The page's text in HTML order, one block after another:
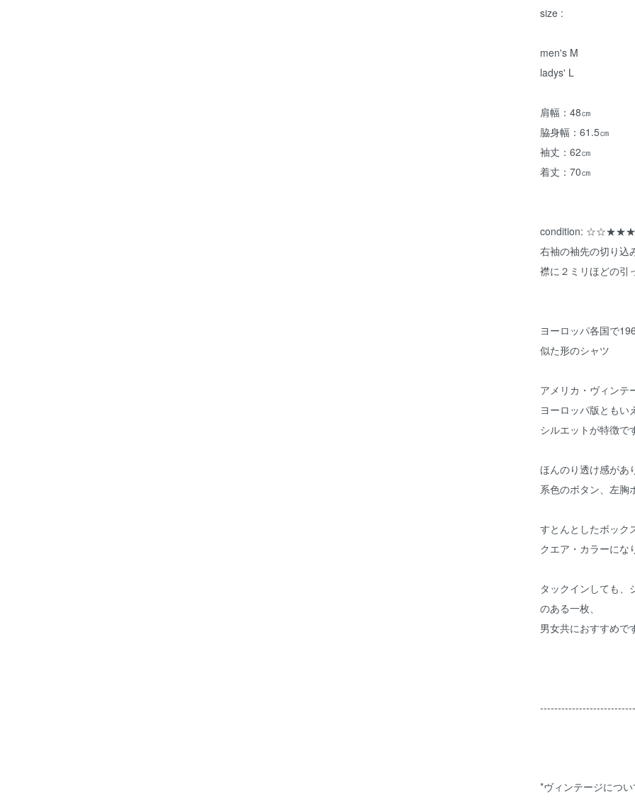
size :
men's M
ladys' L
肩幅：48㎝
脇身幅：61.5㎝
袖丈：62㎝
着丈：70㎝
condition: ☆☆★★★
右袖の袖先の切り込
襟に２ミリほどの引
ヨーロッパ各国で
似た形のシャツ
アメリカ・ヴィンテ
ヨーロッパ版ともい
シルエットが特徴で
ほんのり透け感があ
系色のボタン、左胸
すとんとしたボック
クエア・カラーにな
タックインしても、
のある一枚、
男女共におすすめで
*ヴィンテージについ